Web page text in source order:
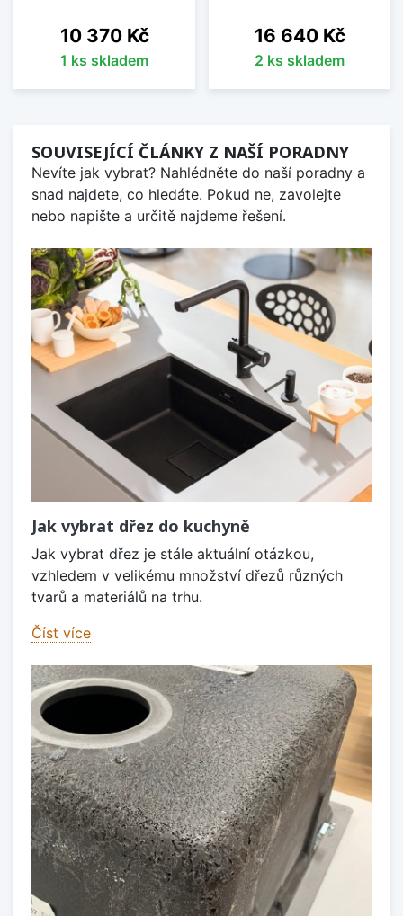
Cena
10 370 Kč
1 ks skladem
Cena
16 640 Kč
2 ks skladem
SOUVISEJÍCÍ ČLÁNKY Z NAŠÍ PORADNY
Nevíte jak vybrat? Nahlédněte do naší poradny a
snad najdete, co hledáte. Pokud ne, zavolejte
nebo napište a určitě najdeme řešení.
Jak vybrat dřez do kuchyně
Jak vybrat dřez je stále aktuální otázkou,
vzhledem v velikému množství dřezů různých
tvarů a materiálů na trhu.
Číst více